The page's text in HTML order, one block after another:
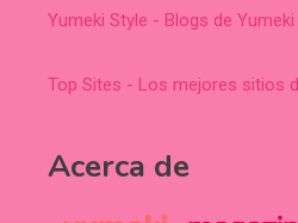
Yumeki Style - Blogs de
Top Sites - Los mejores sitios
Acerca de